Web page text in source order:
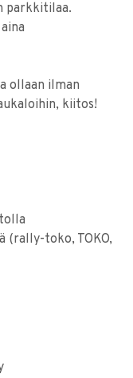
parkkitilaa.
ollaan ilman
kiitos!
(rally-toko, TOKO,